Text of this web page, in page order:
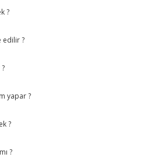
?
edilir ?
yapar ?
?
?